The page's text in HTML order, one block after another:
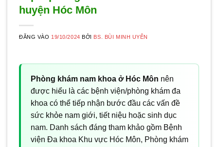
huyện Hóc Môn
ĐĂNG VÀO 19/10/2024 BỞI BS. BÙI MINH UYÊN
Phòng khám nam khoa ở Hóc Môn nên
được hiểu là các bệnh viện/phòng khám đa
khoa có thể tiếp nhận bước đầu các vấn đề
sức khỏe nam giới, tiết niệu hoặc sinh dục
nam. Danh sách đáng tham khảo gồm Bệnh
viện Đa khoa Khu vực Hóc Môn, Phòng khám